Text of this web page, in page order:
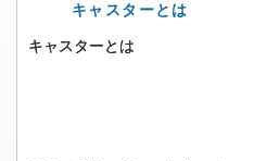
キャスターとは
キャスターとは